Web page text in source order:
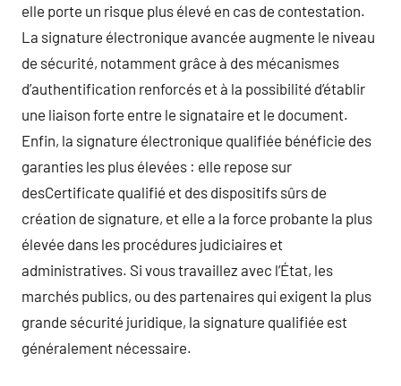
elle porte un risque plus élevé en cas de contestation.
La signature électronique avancée augmente le niveau
de sécurité, notamment grâce à des mécanismes
d’authentification renforcés et à la possibilité d’établir
une liaison forte entre le signataire et le document.
Enfin, la signature électronique qualifiée bénéficie des
garanties les plus élevées : elle repose sur
desCertificate qualifié et des dispositifs sûrs de
création de signature, et elle a la force probante la plus
élevée dans les procédures judiciaires et
administratives. Si vous travaillez avec l’État, les
marchés publics, ou des partenaires qui exigent la plus
grande sécurité juridique, la signature qualifiée est
généralement nécessaire.